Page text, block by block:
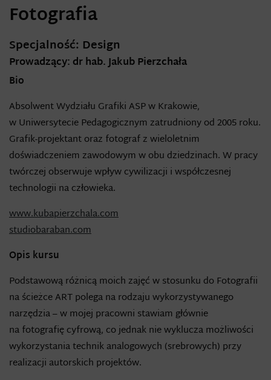
Fotografia
Specjalność: Design
Prowadzący: dr hab. Jakub Pierzchała
Bio
Absolwent Wydziału Grafiki ASP w Krakowie,
w Uniwersytecie Pedagogicznym zatrudniony od 2005 roku.
Grafik-projektant oraz fotograf z wieloletnim
doświadczeniem zawodowym w obu dziedzinach. W pracy
twórczej obserwuje wpływ cywilizacji i współczesnej
technologii na człowieka.
www.kubapierzchala.com
studiobaraban.com
Opis kursu
Podstawową różnicą moich zajęć w stosunku do Fotografii
na ścieżce ART polega na rodzaju wykorzystywanego
narzędzia – w mojej pracowni stawiam głównie
na fotografię cyfrową, co jednak nie wyklucza możliwości
wykorzystania technik analogowych (srebrowych) przy
realizacji autorskich projektów.